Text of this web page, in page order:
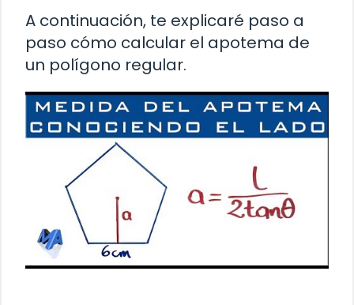
A continuación, te explicaré paso a
paso cómo calcular el apotema de
un polígono regular.